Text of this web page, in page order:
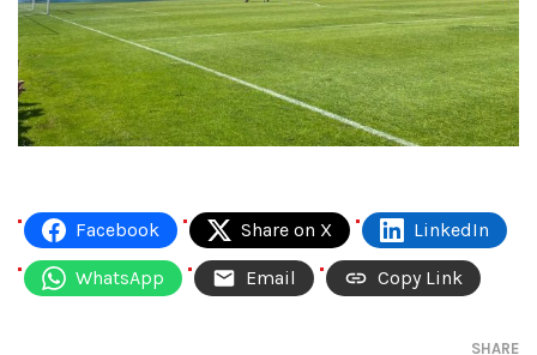
Facebook Share on X LinkedIn
WhatsApp Email Copy Link
SHARE